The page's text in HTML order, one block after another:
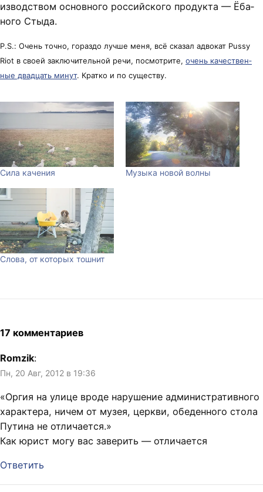
из­вод­ст­вом ос­нов­но­го рос­сий­ско­го про­дук­та — Ёба­
но­го Сты­да.
P.S.: Очень точ­но, го­раз­до луч­ше ме­ня, всё ска­зал ад­во­кат Pussy
Riot в сво­ей за­клю­чи­тель­ной ре­чи, по­смот­ри­те, очень ка­чест­вен­
ные двад­цать ми­нут. Крат­ко и по су­щест­ву.
Сила качения Музыка новой волны
Слова, от которых тошнит
17 комментариев
Romzik:
Пн, 20 Авг, 2012 в 19:36
«Ор­гия на ули­це вро­де на­ру­ше­ние ад­ми­нист­ра­тив­но­го
ха­рак­те­ра, ни­чем от му­зея, церк­ви, обе­ден­но­го сто­ла
Пу­ти­на не от­ли­ча­ет­ся.»
Как юрист могу вас заверить — отличается
Ответить